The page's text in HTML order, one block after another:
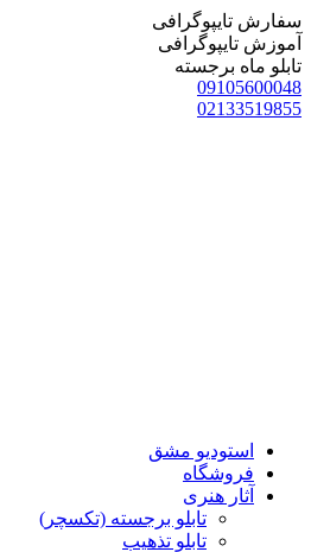
سفارش تایپوگرافی
آموزش تایپوگرافی
تابلو ماه برجسته
09105600048
02133519855
استودیو مشق
فروشگاه
آثار هنری
تابلو برجسته (تکسچر)
تابلو تذهیب